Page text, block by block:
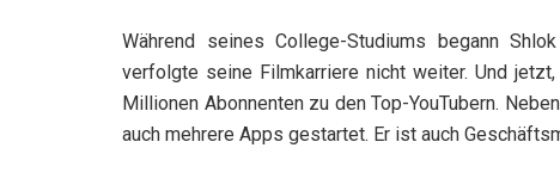
Während seines College-Studiums begann
verfolgte seine Filmkarriere nicht weiter. Und
Millionen Abonnenten zu den Top-YouTubern.
auch mehrere Apps gestartet. Er ist auch